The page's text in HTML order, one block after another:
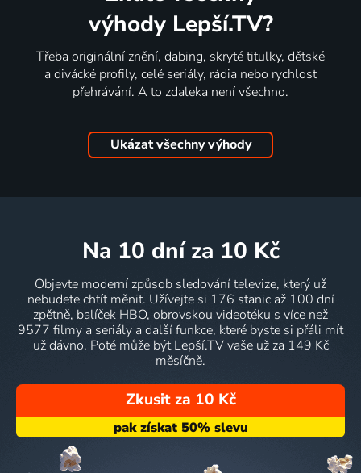
výhody Lepší.TV?
Třeba originální znění, dabing, skryté titulky, dětské
a divácké profily, celé seriály, rádia nebo rychlost
přehrávání. A to zdaleka není všechno.
Ukázat všechny výhody
na 10 dní za 10 Kč
Objevte moderní způsob sledování televize, který už
nebudete chtít měnit. Užívejte si 176 stanic až 100 dní
zpětně, balíček HBO, obrovskou videotéku s více než
9577 filmy a seriály a další funkce, které byste si přáli mít
už dávno. Poté může být Lepší.TV vaše už za 149 Kč
měsíčně.
Zkusit za 10 Kč